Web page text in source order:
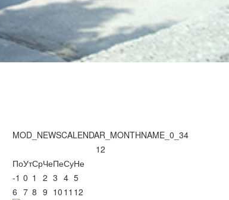
MOD_NEWSCALENDAR_MONTHNAME_0_34
12
ПоУтСрЧеПеСуНе
-1 0 1 2 3 4 5
6 7 8 9 10 11 12